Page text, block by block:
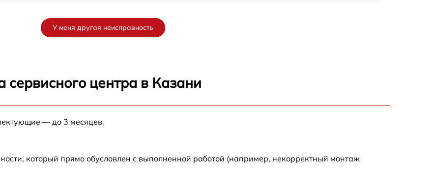
от 60 мин
У меня другая неисправность
сервисного центра в Казани
— до 3 месяцев.
который прямо обусловлен с выполненной работой (например, некорректный монтаж